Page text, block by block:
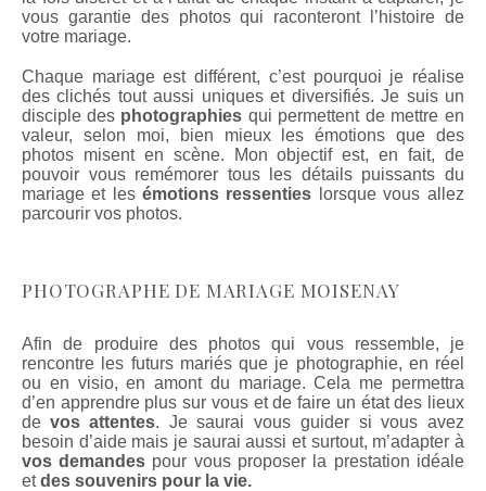
vous garantie des photos qui raconteront l’histoire de
votre mariage.
Chaque mariage est différent, c’est pourquoi je réalise
des clichés tout aussi uniques et diversifiés. Je suis un
disciple des photographies qui permettent de mettre en
valeur, selon moi, bien mieux les émotions que des
photos misent en scène. Mon objectif est, en fait, de
pouvoir vous remémorer tous les détails puissants du
mariage et les émotions ressenties lorsque vous allez
parcourir vos photos.
PHOTOGRAPHE DE MARIAGE MOISENAY
Afin de produire des photos qui vous ressemble, je
rencontre les futurs mariés que je photographie, en réel
ou en visio, en amont du mariage. Cela me permettra
d’en apprendre plus sur vous et de faire un état des lieux
de vos attentes. Je saurai vous guider si vous avez
besoin d’aide mais je saurai aussi et surtout, m’adapter à
vos demandes pour vous proposer la prestation idéale
etdes souvenirs pour la vie.